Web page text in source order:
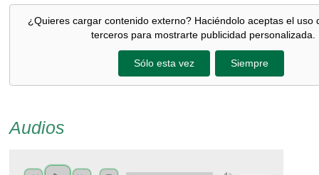
¿Quieres cargar contenido externo? Haciéndolo aceptas el uso
terceros para mostrarte publicidad personalizada.
Sólo esta vez Siempre
Audios